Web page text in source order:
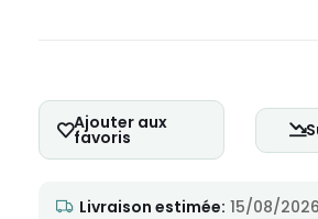
Ajouter aux
favoris
Livraison estimée: 15/08/